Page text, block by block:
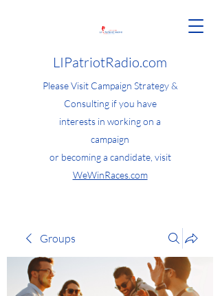
LIPatriotRadio.com
Please Visit Campaign Strategy &
Consulting if you have
interests in working on a
campaign
or becoming a candidate, visit
WeWinRaces.com
Groups